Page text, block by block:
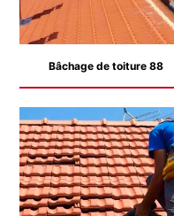
Bâchage de toiture 88